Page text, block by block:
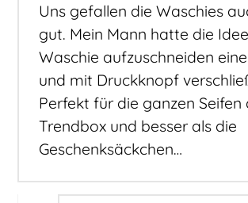
Uns gefallen die Waschies
gut. Mein Mann hatte die
Waschie aufzuschneiden
und mit Druckknopf
Perfekt für die ganzen Seifen
Trendbox und besser als die
Geschenksäckchen…